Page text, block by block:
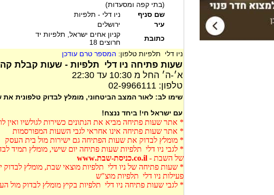
(בתי קפה ומסעדות)
שם סניף
ניו דלי - תלפיות
עיר
ירושלים
כתובת
קניון אחים ישראל, תלפיות יד
חרוצים 18
ניו דלי תלפיות טלפון: המספר טרם עודכן
שעות פתיחה ניו דלי תלפיות - שעות קבלת קהל
א׳-ה׳ החל מ 10:30 עד 22:30
טלפון: 02-9966111
שימו לב: לאור המצב הביטחוני, מומלץ לבדוק טלפונית
עם ישראל חי! ביחד ננצח!
* אתר שעות פתיחה מביא את הנתונים כשירות לגולשיו
* אתר שעות פתיחה אינו אחראי לגבי השעות המפורסמות
* מומלץ לבדוק את שעות הפתיחה גם ישירות מול בית העסק
* לגבי ניו דלי תלפיות שעות פתיחה יום שישי, מומלץ תמיד
של השבת -co.il.כניסת-שבת.www
* שעות פתיחה של ניו דלי תלפיות מוצאי שבת, מומלץ לבדוק
פעילות ניו דלי תלפיות מוצ"ש
* לגבי שעות פתיחה ניו דלי תלפיות בקיץ מומלץ לבדוק מול